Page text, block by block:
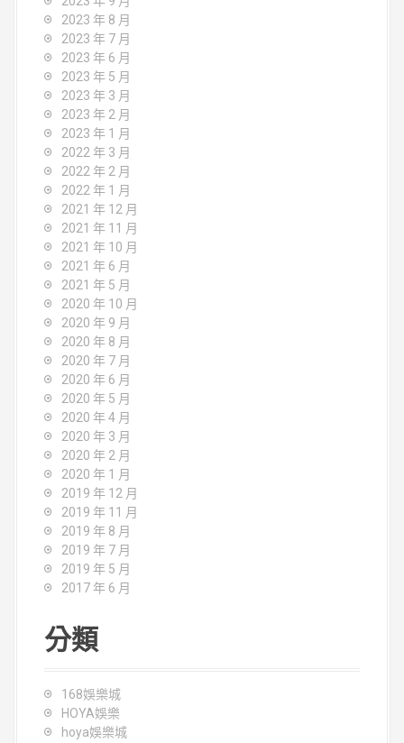
2023 年 8 月
2023 年 7 月
2023 年 6 月
2023 年 5 月
2023 年 3 月
2023 年 2 月
2023 年 1 月
2022 年 3 月
2022 年 2 月
2022 年 1 月
2021 年 12 月
2021 年 11 月
2021 年 10 月
2021 年 6 月
2021 年 5 月
2020 年 10 月
2020 年 9 月
2020 年 8 月
2020 年 7 月
2020 年 6 月
2020 年 5 月
2020 年 4 月
2020 年 3 月
2020 年 2 月
2020 年 1 月
2019 年 12 月
2019 年 11 月
2019 年 8 月
2019 年 7 月
2019 年 5 月
2017 年 6 月
分類
168娛樂城
HOYA娛樂
hoya娛樂城